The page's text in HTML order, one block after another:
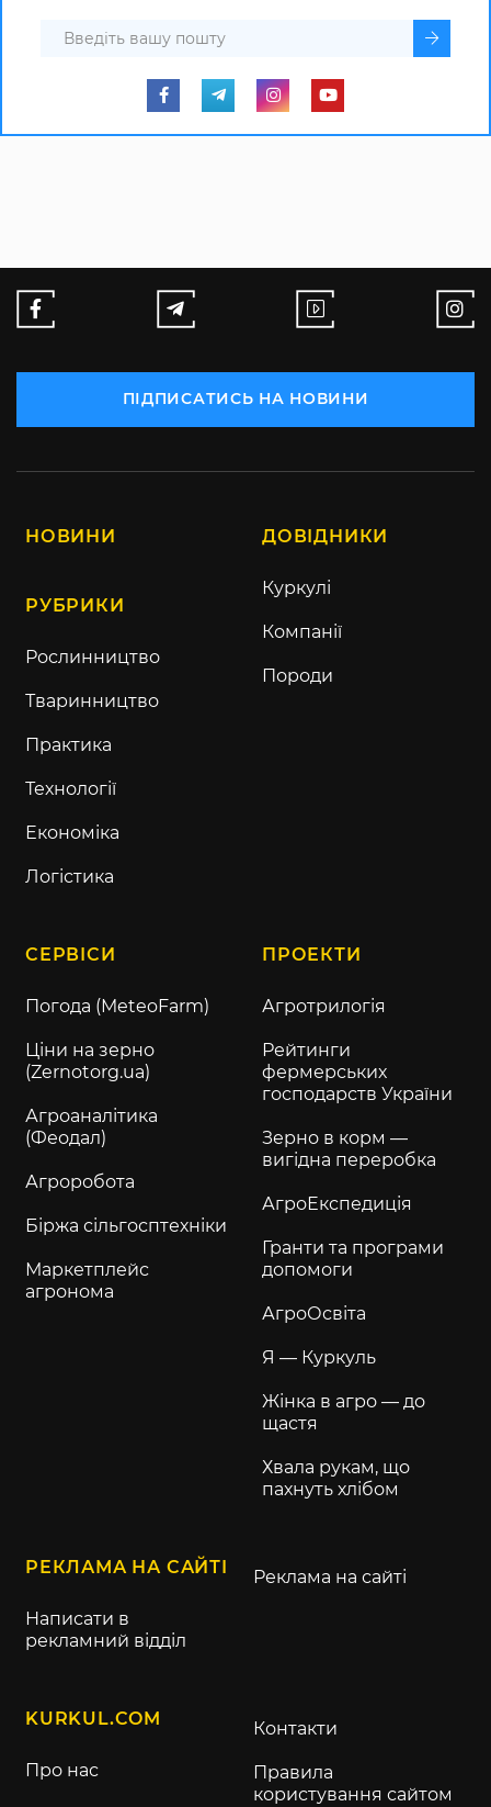
ПІДПИСАТИСЬ НА НОВИНИ
НОВИНИ
РУБРИКИ
Рослинництво
Тваринництво
Практика
Технології
Економіка
Логістика
ДОВІДНИКИ
Куркулі
Компанії
Породи
СЕРВІСИ
Погода (MeteoFarm)
Ціни на зерно
(Zernotorg.ua)
Агроаналітика
(Феодал)
Агроробота
Біржа сільгосптехніки
Маркетплейс
агронома
ПРОЕКТИ
Агротрилогія
Рейтинги
фермерських
господарств України
Зерно в корм —
вигідна переробка
АгроЕкспедиція
Гранти та програми
допомоги
АгроОсвіта
Я — Куркуль
Жінка в агро — до
щастя
Хвала рукам, що
пахнуть хлібом
РЕКЛАМА НА САЙТІ
Написати в
рекламний відділ
Реклама на сайті
KURKUL.COM
Про нас
Контакти
Правила
користування сайтом